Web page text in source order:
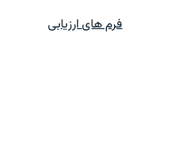
فرم های ارزیابی